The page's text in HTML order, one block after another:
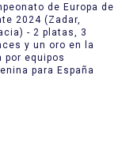
de Europa de
2024 (Zadar,
- 2 platas, 3
y un oro en la
por equipos
para España